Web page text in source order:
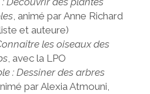
, animé par Anne Richard
et auteure)
les oiseaux des
, avec la LPO
: Dessiner des arbres
par Alexia Atmouni,